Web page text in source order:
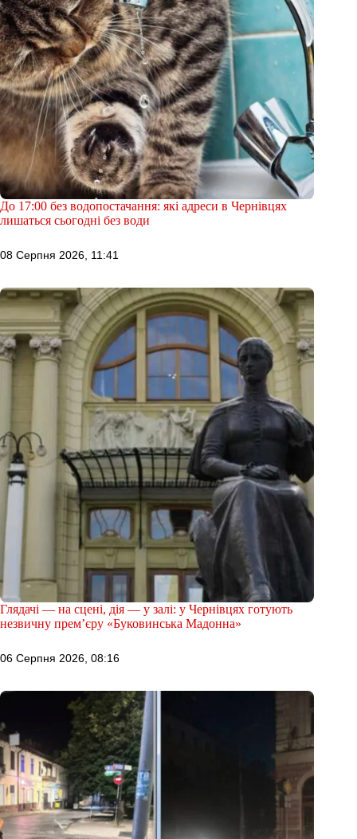
До 17:00 без водопостачання: які адреси в Чернівцях
лишаться сьогодні без води
08 Серпня 2026, 11:41
Глядачі — на сцені, дія — у залі: у Чернівцях готують
незвичну прем’єру «Буковинська Мадонна»
06 Серпня 2026, 08:16